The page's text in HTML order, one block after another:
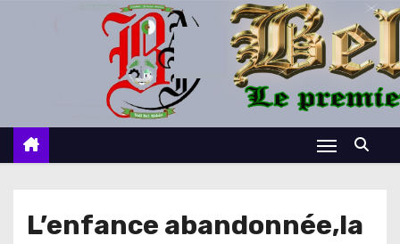
c
L’enfance abandonnée,la